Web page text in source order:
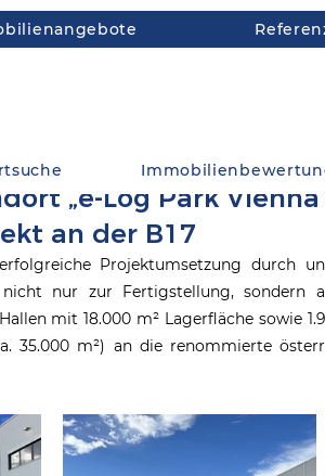
„e-Log Park
an der B17
Projektumsetzung durch
nur zur Fertigstellung, sondern
mit 18.000 m² Lagerfläche sowie
35.000 m²) an die renommierte